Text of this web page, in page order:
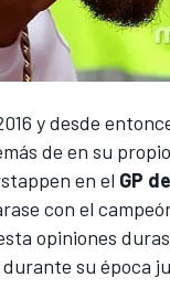
y desde
de en su
en el GP
con el
opiniones
su época